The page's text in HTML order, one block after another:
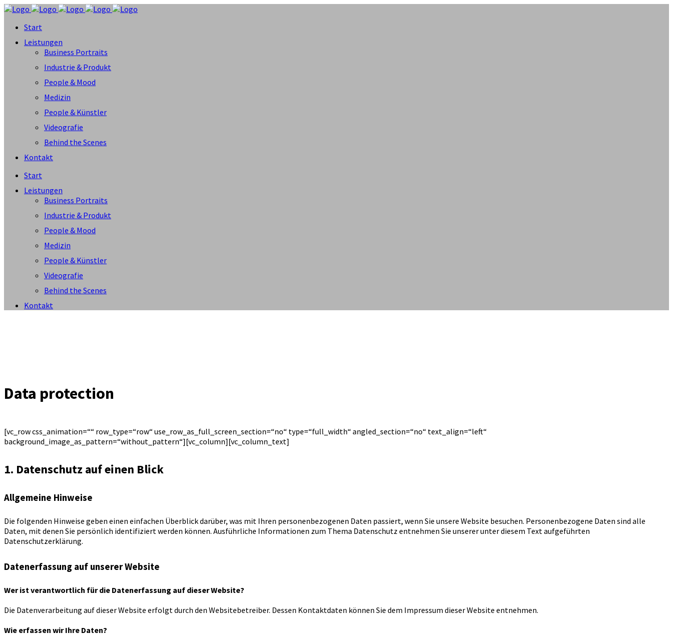
Start
Leistungen
Business Portraits
Industrie & Produkt
People & Mood
Medizin
People & Künstler
Videografie
Behind the Scenes
Kontakt
Start
Leistungen
Business Portraits
Industrie & Produkt
People & Mood
Medizin
People & Künstler
Videografie
Behind the Scenes
Kontakt
Data protection
[vc_row css_animation=““ row_type=“row“ use_row_as_full_screen_section=“no“ type=“full_width“ angled_section=“no“ text_align=“left“
background_image_as_pattern=“without_pattern“][vc_column][vc_column_text]
1. Datenschutz auf einen Blick
Allgemeine Hinweise
Die folgenden Hinweise geben einen einfachen Überblick darüber, was mit Ihren personenbezogenen Daten passiert, wenn Sie unsere Website besuchen. Personenbezogene Daten sind alle
Daten, mit denen Sie persönlich identifiziert werden können. Ausführliche Informationen zum Thema Datenschutz entnehmen Sie unserer unter diesem Text aufgeführten
Datenschutzerklärung.
Datenerfassung auf unserer Website
Wer ist verantwortlich für die Datenerfassung auf dieser Website?
Die Datenverarbeitung auf dieser Website erfolgt durch den Websitebetreiber. Dessen Kontaktdaten können Sie dem Impressum dieser Website entnehmen.
Wie erfassen wir Ihre Daten?